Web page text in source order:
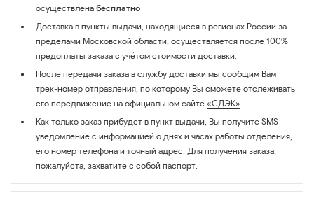
осуществлена бесплатно
Доставка в пункты выдачи, находящиеся в регионах России за
пределами Московской области, осуществляется после 100%
предоплаты заказа с учётом стоимости доставки.
После передачи заказа в службу доставки мы сообщим Вам
трек-номер отправления, по которому Вы сможете отслеживать
его передвижение на официальном сайте «СДЭК».
Как только заказ прибудет в пункт выдачи, Вы получите SMS-
уведомление с информацией о днях и часах работы отделения,
его номер телефона и точный адрес. Для получения заказа,
пожалуйста, захватите с собой паспорт.